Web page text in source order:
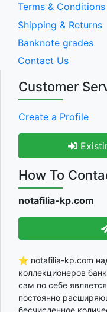
Terms & Conditions
Shipping & Returns
Banknote grades
Contact Us
Customer
Create a Profile
How To
notafilia-kp.com
⭐ notafilia-kp.com
коллекционеров
сам по себе
постоянно
бесчисленное